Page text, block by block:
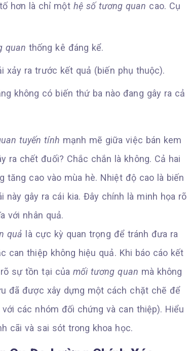
hơn là chỉ một hệ số tương quan cao. Cụ
quan thống kê đáng kể.
xảy ra trước kết quả (biến phụ thuộc).
không có biến thứ ba nào đang gây ra cả
tuyến tính mạnh mẽ giữa việc bán kem
ra chết đuối? Chắc chắn là không. Cả hai
cao vào mùa hè. Nhiệt độ cao là biến
gây ra cái kia. Đây chính là minh họa rõ
với nhân quả.
quả là cực kỳ quan trọng để tránh đưa ra
can thiệp không hiệu quả. Khi báo cáo kết
sự tồn tại của mối tương quan mà không
đã được xây dựng một cách chặt chẽ để
các nhóm đối chứng và can thiệp). Hiểu
cãi và sai sót trong khoa học.